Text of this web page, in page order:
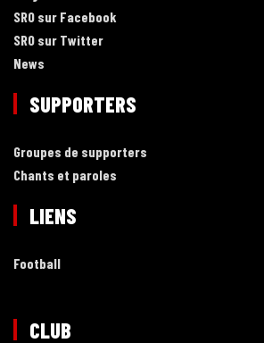
SRO sur Facebook
SRO sur Twitter
News
SUPPORTERS
Groupes de supporters
Chants et paroles
LIENS
Football
CLUB